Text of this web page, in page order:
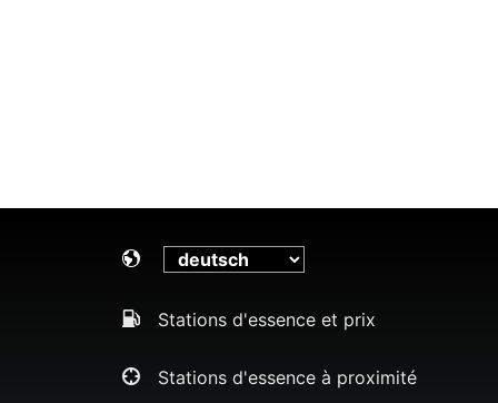
Stations d'essence et prix
Stations d'essence à proximité